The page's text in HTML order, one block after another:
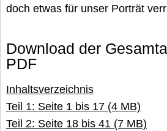
doch etwas für unser Porträt
Download der
PDF
Inhaltsverzeichnis
Teil 1: Seite 1 bis 17 (4 MB)
Teil 2: Seite 18 bis 41 (7 MB)